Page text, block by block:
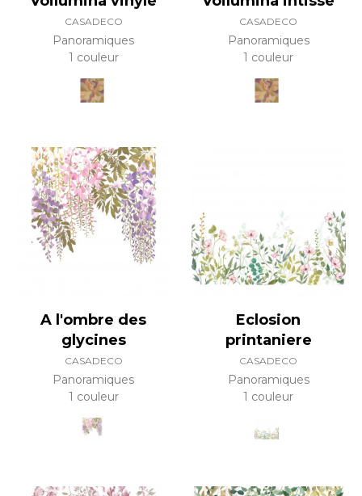
CASADECO
Panoramiques
1 couleur
CASADECO
Panoramiques
1 couleur
A l'ombre des
glycines
CASADECO
Panoramiques
1 couleur
Eclosion
printaniere
CASADECO
Panoramiques
1 couleur